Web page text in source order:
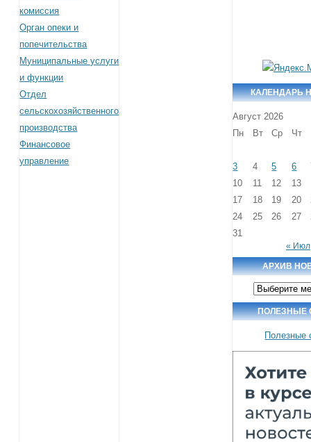
комиссия
Орган опеки и
попечительства
Муниципальные услуги
и функции
Отдел
сельскохозяйственного
производства
Финансовое
управление
КАЛЕНДАРЬ
Август 2026
Пн
Вт Ср Чт
3 4 5 6
10
11 12 13
17
18 19 20
24
25 26 27
31
« Июл
АРХИВ
Архив
новостей
ПОЛЕЗНЫЕ
Полезные